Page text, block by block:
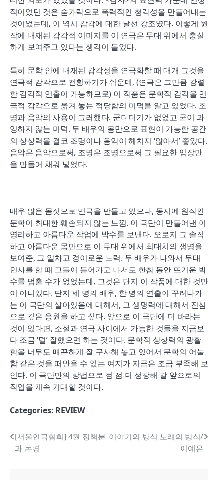
적이었던 것은 숟가락으로 폭력적인 청각성을 만들어내는
것이었는데, 이 역시 감각에 대한 날선 강조였다. 이렇게 원
작에 내재된 감각적 이미지를 이 연극은 무대 위에서 충실
하게 보여주고 있다는 생각이 들었다.
특히 문학 안에 내재된 감각성을 연극화할 때 대개 그것을
연극적 감각으로 전횡하기가 쉬운데, (연극은 그만큼 강렬
한 감각적 연출이 가능하므로) 이 작품은 문학적 감각을 연
극적 감각으로 옮겨 놓는 적당함의 미덕을 알고 있었다. 조
명과 음악의 사용이 그러했다. 군더더기가 없었고 굳이 과
잉하지 않는 미덕. 두 배우의 몸만으로 표현이 가능한 공간
의 상상력을 결코 조명이나 음악이 헤치지 ‘않아서’ 좋았다.
음악은 음악으로써, 조명은 조명으로써 그 필요한 입장만
을 만들어 채워 넣었다.
매우 많은 몸짓으로 연극을 만들고 있으나, 동시에 원작인
문학이 최대한 훼손되지 않는 느낌. 이 극단이 만들어낸 이
영리하고 아름다운 작업에 박수를 보낸다. 오로지 그 솔직
하고 아름다운 몸만으로 이 무대 위에서 최대치의 생명을
보여준, 그 알차고 경이로운 노력. 두 배우가 나와서 무대
인사를 할 때 그들이 들어가고 나서도 한참 동안 뜨거운 박
수를 멈출 수가 없었는데, 그것은 단지 이 작품에 대한 것만
이 아니었다. 단지 세 명의 배우, 한 명의 연출이 꾸려나가
는 이 극단의 살아있음에 대해서, 그 생명력에 대해서 진심
으로 깊은 응원을 하고 싶다. 앞으로 이 극단에 더 바라는
것이 있다면, 소설과 연극 사이에서 가능한 것들을 지금보
다 조금 ‘덜’ 잘했으면 하는 것이다. 문학적 상상력의 광활
함을 너무도 매끈하게 잘 구사해 놓고 있어서 문학의 어눌
함 같은 것을 떠안을 수 있는 여지가 지금은 조금 부족해 보
인다. 이 극단만의 방법으로 점 점 더 성장해 갈 앞으로의
작업을 계속 기대할 것이다.
Categories: REVIEW
글
내
[서울연극협회] 4월 정책분
과 논평
이야기의 방식 노래의 방식/
이예은